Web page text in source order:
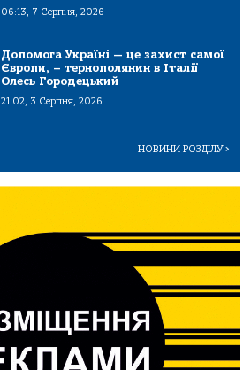
06:13, 7 Серпня, 2026
Допомога Україні — це захист самої
Європи, – тернополянин в Італії
Олесь Городецький
21:02, 3 Серпня, 2026
НОВИНИ РОЗДІЛУ>